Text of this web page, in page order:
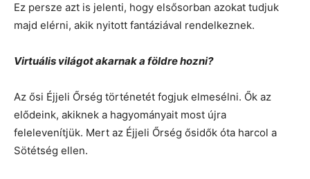
Ez persze azt is jelenti, hogy elsősorban azokat tudjuk
majd elérni, akik nyitott fantáziával rendelkeznek.
Virtuális világot akarnak a földre hozni?
Az ősi Éjjeli Őrség történetét fogjuk elmesélni. Ők az
elődeink, akiknek a hagyományait most újra
felelevenítjük. Mert az Éjjeli Őrség ősidők óta harcol a
Sötétség ellen.